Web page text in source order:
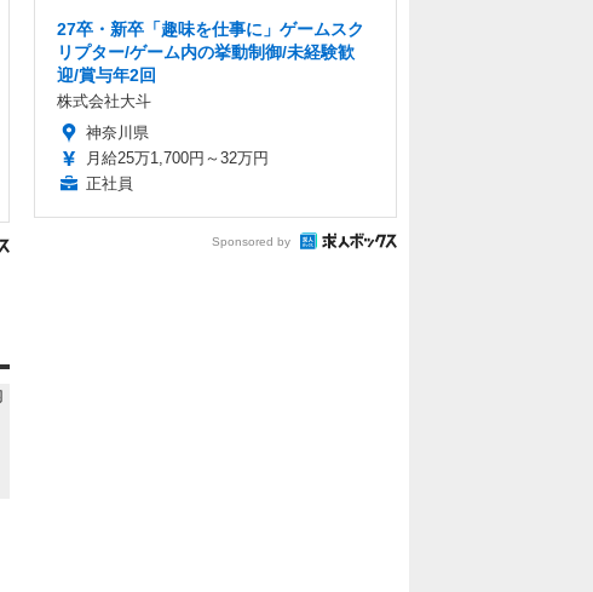
27卒・新卒「趣味を仕事に」ゲームスク
リプター/ゲーム内の挙動制御/未経験歓
迎/賞与年2回
株式会社大斗
神奈川県
月給25万1,700円～32万円
正社員
Sponsored by